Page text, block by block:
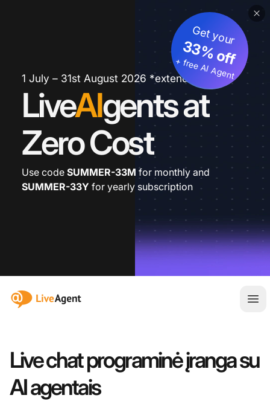
1 July – 31st August 2026 *extended
LiveAIgents at
Zero Cost
Get your
33% off
+ free AI Agent
Use code SUMMER-33M for monthly and
SUMMER-33Y for yearly subscription
:site.title
Live chat programinė įranga su
AI agentais